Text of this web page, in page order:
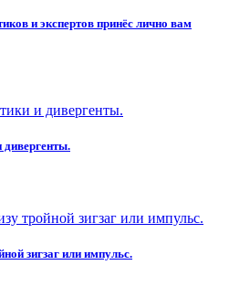
и экспертов принёс лично вам
зигзаг или импульс.